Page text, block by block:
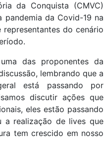
da Conquista (CMVC)
da Covid-19 na
do cenário
das proponentes da
lembrando que a
está passando por
discutir ações que
eles estão passando
a realização de lives que
tem crescido em nosso